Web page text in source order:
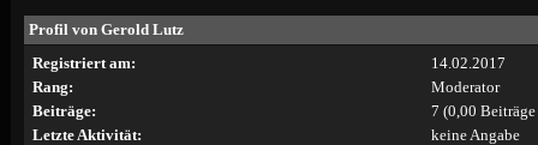
Profil von Gerold Lutz
Registriert am:
14.02.2017
Rang:
Moderator
Beiträge:
7 (0,00
Letzte Aktivität:
keine Angabe